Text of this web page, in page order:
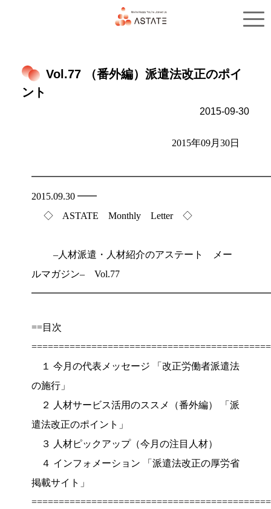
Vol.77 （番外編）派遣法改正のポイ
ント
2015-09-30
2015年09月30日
2015.09.30 ━━
◇ ASTATE Monthly Letter ◇
–人材派遣・人材紹介のアステート メー
ルマガジン– Vol.77
==目次
１ 今月の代表メッセージ 「改正労働者派遣法
の施行」
２ 人材サービス活用のススメ（番外編） 「派
遣法改正のポイント」
３ 人材ピックアップ（今月の注目人材）
４ インフォメーション 「派遣法改正の厚労省
掲載サイト」